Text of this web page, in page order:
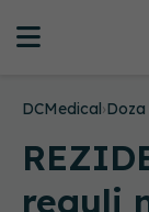
DCMedical›
reguli